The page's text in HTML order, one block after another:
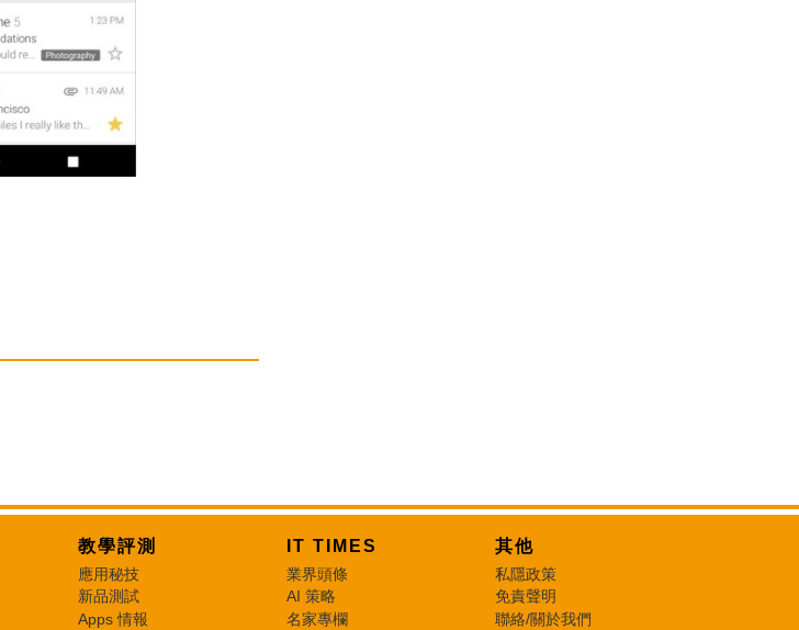
教學評測
應用秘技
新品測試
Apps 情報
IT TIMES
業界頭條
AI 策略
名家專欄
其他
私隱政策
免責聲明
聯絡/關於我們